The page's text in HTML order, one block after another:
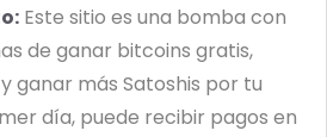
Este sitio es una bomba con
de ganar bitcoins gratis,
ganar más Satoshis por tu
día, puede recibir pagos en